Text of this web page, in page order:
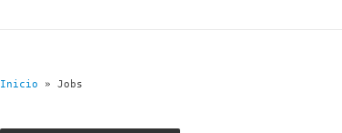
Inicio » Jobs